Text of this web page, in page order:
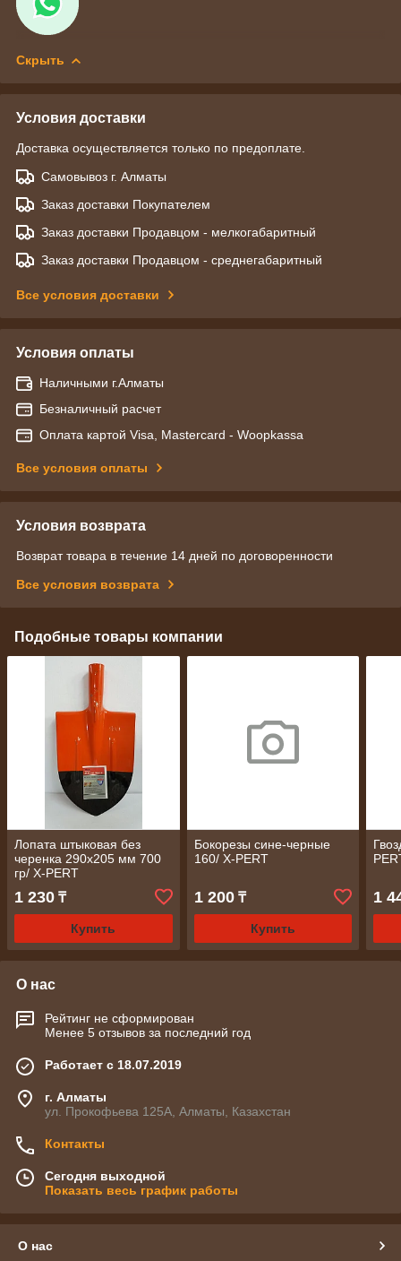
Скрыть
Условия доставки
Доставка осуществляется только по предоплате.
Самовывоз г. Алматы
Заказ доставки Покупателем
Заказ доставки Продавцом - мелкогабаритный
Заказ доставки Продавцом - среднегабаритный
Все условия доставки
Условия оплаты
Наличными г.Алматы
Безналичный расчет
Оплата картой Visa, Mastercard - Woopkassa
Все условия оплаты
Условия возврата
Возврат товара в течение 14 дней по договоренности
Все условия возврата
Подобные товары компании
Лопата штыковая без
черенка 290х205 мм 700
гр/ X-PERT
1 230 ₸
Купить
Бокорезы сине-черные
160/ X-PERT
1 200₸
Купить
1
О нас
Рейтинг не сформирован
Менее 5 отзывов за последний год
Работает с 18.07.2019
г. Алматы
ул. Прокофьева 125А, Алматы, Казахстан
Контакты
Сегодня выходной
Показать весь график работы
О нас